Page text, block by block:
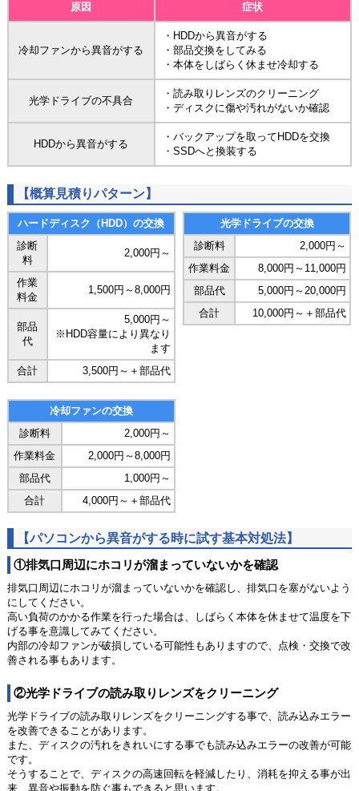
原因 症状
冷却ファンから異音がする
・HDDから異音がする
・部品交換をしてみる
・本体をしばらく休ませ冷却する
光学ドライブの不具合
・読み取りレンズのクリーニング
・ディスクに傷や汚れがないか確認
HDDから異音がする
・バックアップを取ってHDDを交換
・SSDへと換装する
【概算見積りパターン】
ハードディスク（HDD）の交換
診断
料
2,000円～
作業
料金
1,500円～8,000円
部品
代
5,000円～
※HDD容量により異なり
ます
合計
3,500円～＋部品代
光学ドライブの交換
診断料
2,000円～
作業料金
8,000円～11,000円
部品代
5,000円～20,000円
合計
10,000円～＋部品代
冷却ファンの交換
診断料
2,000円～
作業料金
2,000円～8,000円
部品代
1,000円～
合計
4,000円～＋部品代
【パソコンから異音がする時に試す基本対処法】
①排気口周辺にホコリが溜まっていないかを確認
排気口周辺にホコリが溜まっていないかを確認し、排気口を塞がないよう
にしてください。
高い負荷のかかる作業を行った場合は、しばらく本体を休ませて温度を下
げる事を意識してみてください。
内部の冷却ファンが破損している可能性もありますので、点検・交換で改
善される事もあります。
②光学ドライブの読み取りレンズをクリーニング
光学ドライブの読み取りレンズをクリーニングする事で、読み込みエラー
を改善できることがあります。
また、ディスクの汚れをきれいにする事でも読み込みエラーの改善が可能
です。
そうすることで、ディスクの高速回転を軽減したり、消耗を抑える事が出
来、異音や振動を防ぐ事もできると思います。